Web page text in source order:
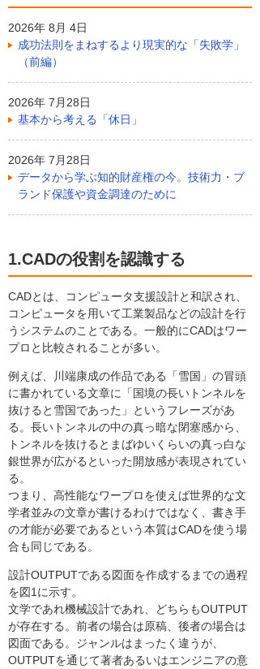
2026年 8月 4日
成功法則をまねするより現実的な「失敗学」
（前編）
2026年 7月28日
基本から考える「休日」
2026年 7月28日
データから学ぶ知的財産権の今。技術力・ブ
ランド保護や資金調達のために
1.CADの役割を認識する
CADとは、コンピュータ支援設計と和訳され、
コンピュータを用いて工業製品などの設計を行
うシステムのことである。一般的にCADはワー
プロと比較されることが多い。
例えば、川端康成の作品である「雪国」の冒頭
に書かれている文章に「国境の長いトンネルを
抜けると雪国であった」というフレーズがあ
る。長いトンネルの中の真っ暗な閉塞感から、
トンネルを抜けるとまばゆいくらいの真っ白な
銀世界が広がるといった開放感が表現されてい
る。
つまり、高性能なワープロを使えば世界的な文
学者並みの文章が書けるわけではなく、書き手
の才能が必要であるという本質はCADを使う場
合も同じである。
設計OUTPUTである図面を作成するまでの過程
を図1に示す。
文学であれ機械設計であれ、どちらもOUTPUT
が存在する。前者の場合は原稿、後者の場合は
図面である。ジャンルはまったく違うが、
OUTPUTを通じて著者あるいはエンジニアの意